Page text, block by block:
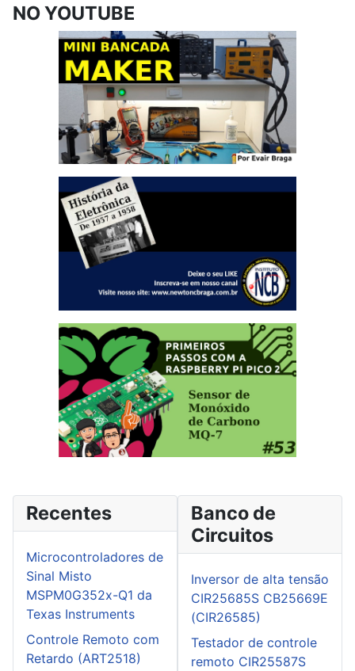
NO YOUTUBE
Recentes
Microcontroladores de
Sinal Misto
MSPM0G352x-Q1 da
Texas Instruments
Controle Remoto com
Retardo (ART2518)
Banco de
Circuitos
Inversor de alta tensão
CIR25685S CB25669E
(CIR26585)
Testador de controle
remoto CIR25587S